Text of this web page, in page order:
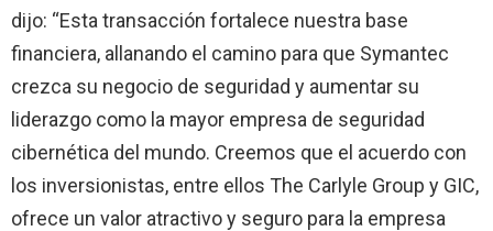
dijo: “Esta transacción fortalece nuestra base
financiera, allanando el camino para que Symantec
crezca su negocio de seguridad y aumentar su
liderazgo como la mayor empresa de seguridad
cibernética del mundo. Creemos que el acuerdo con
los inversionistas, entre ellos The Carlyle Group y GIC,
ofrece un valor atractivo y seguro para la empresa